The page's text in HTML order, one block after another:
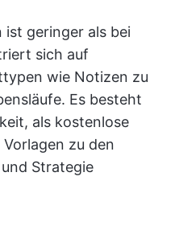
ist geringer als bei
sich auf
wie Notizen zu
Es besteht
als kostenlose
zu den
Strategie